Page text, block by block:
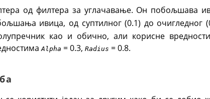
од филтера за углачавање. Он побољшава
ивица, од суптилног (0.1) до очигледног
као и обично, али корисне
Alpha = 0.3, Radius = 0.8.